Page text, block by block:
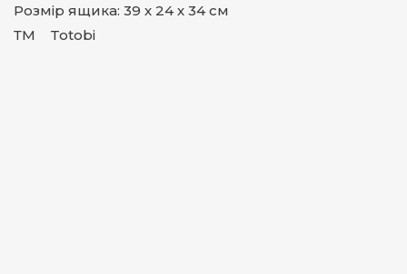
Розмір ящика: 39 х 24 х 34 см
ТМ Totobi